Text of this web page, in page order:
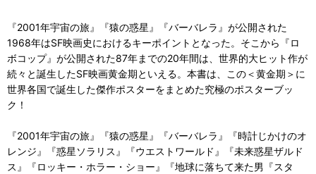
『2001年宇宙の旅』『猿の惑星』『バーバレラ』が公開された
1968年はSF映画史におけるキーポイントとなった。そこから『ロ
ボコップ』が公開された87年までの20年間は、世界的大ヒット作が
続々と誕生したSF映画黄金期といえる。本書は、この＜黄金期＞に
世界各国で誕生した傑作ポスターをまとめた究極のポスターブッ
ク！
『2001年宇宙の旅』『猿の惑星』『バーバレラ』『時計じかけのオ
レンジ』『惑星ソラリス』『ウエストワールド』『未来惑星ザルド
ス』『ロッキー・ホラー・ショー』『地球に落ちて来た男『スタ